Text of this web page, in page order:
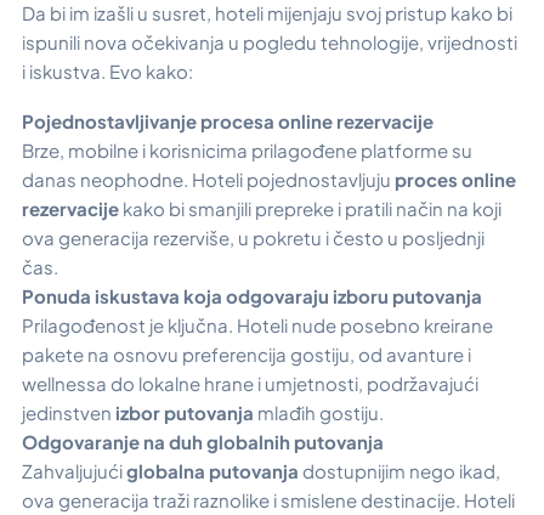
Da bi im izašli u susret, hoteli mijenjaju svoj pristup kako bi
ispunili nova očekivanja u pogledu tehnologije, vrijednosti
i iskustva. Evo kako:
Pojednostavljivanje procesa online rezervacije
Brze, mobilne i korisnicima prilagođene platforme su
danas neophodne. Hoteli pojednostavljuju proces online
rezervacije kako bi smanjili prepreke i pratili način na koji
ova generacija rezerviše, u pokretu i često u posljednji
čas.
Ponuda iskustava koja odgovaraju izboru putovanja
Prilagođenost je ključna. Hoteli nude posebno kreirane
pakete na osnovu preferencija gostiju, od avanture i
wellnessa do lokalne hrane i umjetnosti, podržavajući
jedinstven izbor putovanja mlađih gostiju.
Odgovaranje na duh globalnih putovanja
Zahvaljujućiglobalna putovanja dostupnijim nego ikad,
ova generacija traži raznolike i smislene destinacije. Hoteli